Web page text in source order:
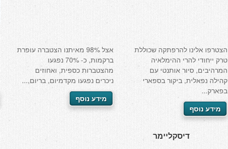
הצטרפו אלינו להרפתקה שכוללת
טרק ייחודי להרי ההימלאיה
המרהיבים, סיור אותנטי עם
קהילה נפאלית, ביקור בספארי
בפארק...
מידע נוסף
אצל 98% מאיתנו הצטברה עופרת
ברקמות, כ- 70% נפגעו
מהצטברות כספית, ואחוזים
ניכרים נפגעו מקדמיום, בריום,...
מידע נוסף
דיסקליימר